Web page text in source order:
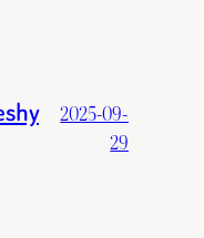
2025-09-
29